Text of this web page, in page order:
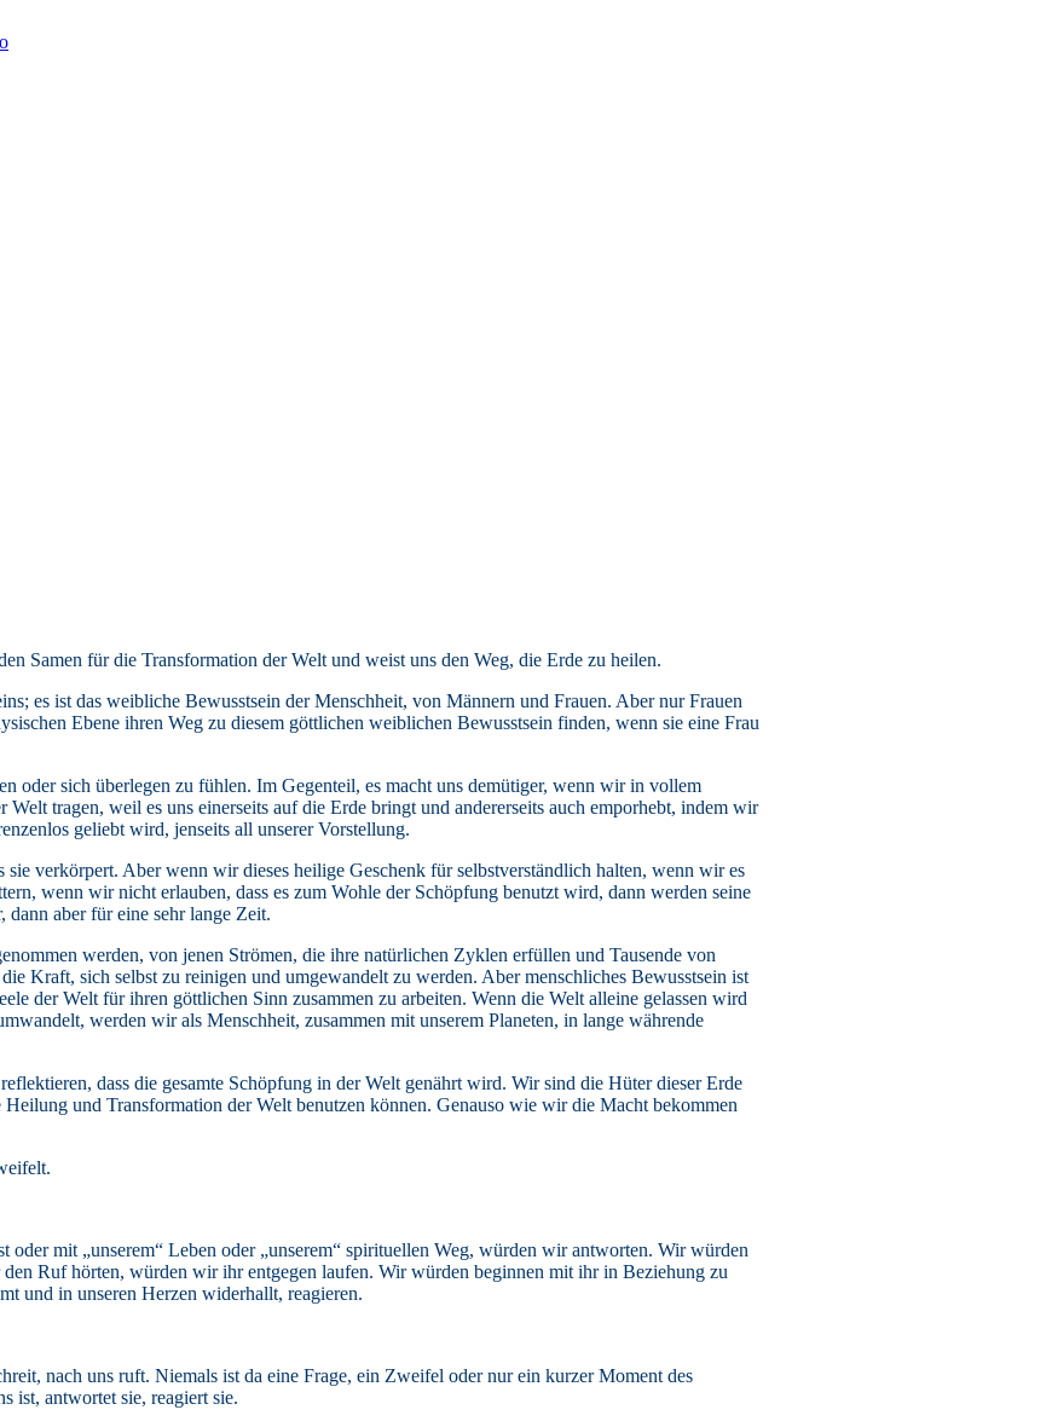
Samen für die Transformation der Welt und weist uns den Weg, die Erde zu heilen.
es ist das weibliche Bewusstsein der Menschheit, von Männern und Frauen. Aber nur Frauen
Ebene ihren Weg zu diesem göttlichen weiblichen Bewusstsein finden, wenn sie eine Frau
oder sich überlegen zu fühlen. Im Gegenteil, es macht uns demütiger, wenn wir in vollem
tragen, weil es uns einerseits auf die Erde bringt und andererseits auch emporhebt, indem wir
geliebt wird, jenseits all unserer Vorstellung.
verkörpert. Aber wenn wir dieses heilige Geschenk für selbstverständlich halten, wenn wir es
wenn wir nicht erlauben, dass es zum Wohle der Schöpfung benutzt wird, dann werden seine
aber für eine sehr lange Zeit.
werden, von jenen Strömen, die ihre natürlichen Zyklen erfüllen und Tausende von
Kraft, sich selbst zu reinigen und umgewandelt zu werden. Aber menschliches Bewusstsein ist
der Welt für ihren göttlichen Sinn zusammen zu arbeiten. Wenn die Welt alleine gelassen wird
werden wir als Menschheit, zusammen mit unserem Planeten, in lange währende
dass die gesamte Schöpfung in der Welt genährt wird. Wir sind die Hüter dieser Erde
und Transformation der Welt benutzen können. Genauso wie wir die Macht bekommen
mit „unserem“ Leben oder „unserem“ spirituellen Weg, würden wir antworten. Wir würden
Ruf hörten, würden wir ihr entgegen laufen. Wir würden beginnen mit ihr in Beziehung zu
und in unseren Herzen widerhallt, reagieren.
nach uns ruft. Niemals ist da eine Frage, ein Zweifel oder nur ein kurzer Moment des
ist, antwortet sie, reagiert sie.